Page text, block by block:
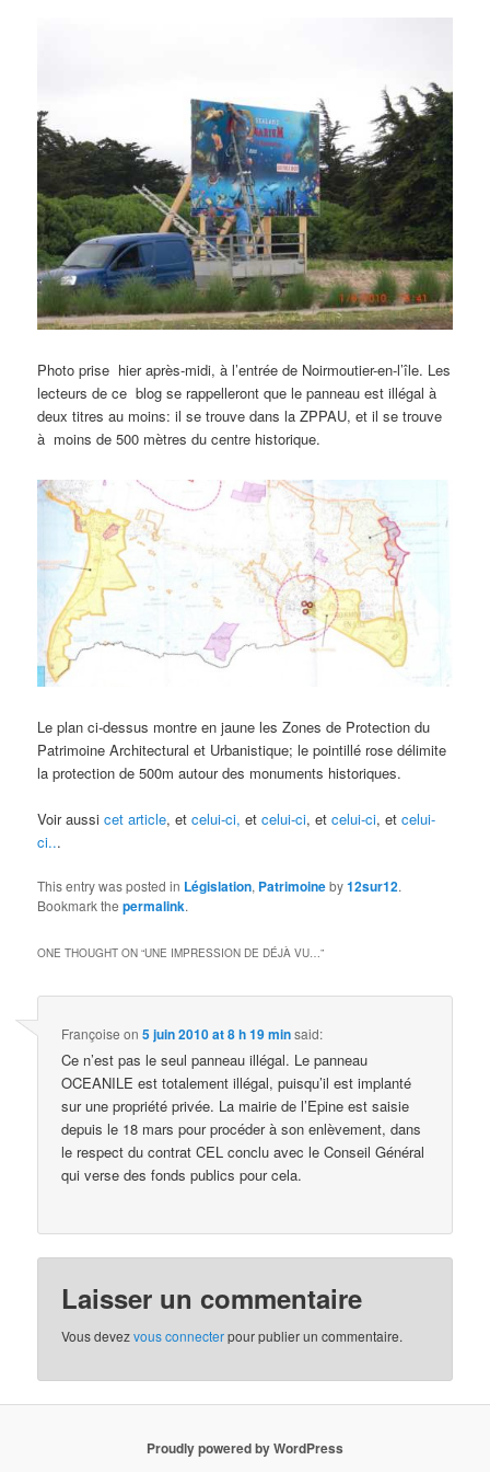
Photo prise hier après-midi, à l’entrée de Noirmoutier-en-l’île. Les
lecteurs de ce blog se rappelleront que le panneau est illégal à
deux titres au moins: il se trouve dans la ZPPAU, et il se trouve
à moins de 500 mètres du centre historique.
Le plan ci-dessus montre en jaune les Zones de Protection du
Patrimoine Architectural et Urbanistique; le pointillé rose délimite
la protection de 500m autour des monuments historiques.
Voir aussicet article, etcelui-ci, etcelui-ci, etcelui-ci, etcelui-
ci...
This entry was posted in Législation, Patrimoineby12sur12.
Bookmark thepermalink.
ONE THOUGHT ON “UNE IMPRESSION DE DÉJÀ VU…”
Françoise on5 juin 2010 at 8 h 19 minsaid:
Ce n’est pas le seul panneau illégal. Le panneau
OCEANILE est totalement illégal, puisqu’il est implanté
sur une propriété privée. La mairie de l’Epine est saisie
depuis le 18 mars pour procéder à son enlèvement, dans
le respect du contrat CEL conclu avec le Conseil Général
qui verse des fonds publics pour cela.
Laisser un commentaire
Vous devezvous connecterpour publier un commentaire.
Proudly powered by WordPress